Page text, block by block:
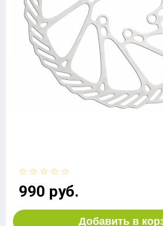
990 руб.
Добавить в